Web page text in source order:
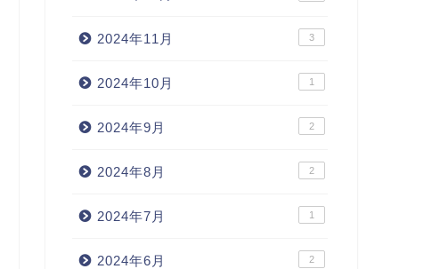
2024年11月 3
2024年10月 1
2024年9月 2
2024年8月 2
2024年7月 1
2024年6月 2